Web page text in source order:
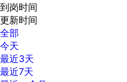
到岗时间
更新时间
全部
今天
最近3天
最近7天